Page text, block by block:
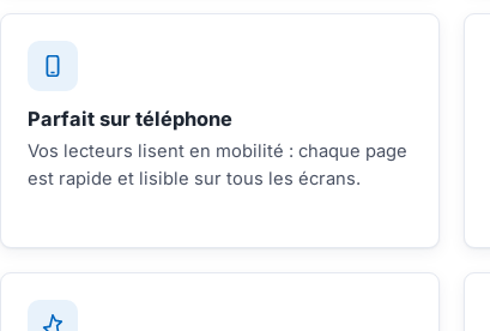
Parfait sur téléphone
Vos lecteurs lisent en mobilité : chaque page
est rapide et lisible sur tous les écrans.